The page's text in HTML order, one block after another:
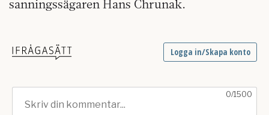
sanningssägaren Hans Chrunak.